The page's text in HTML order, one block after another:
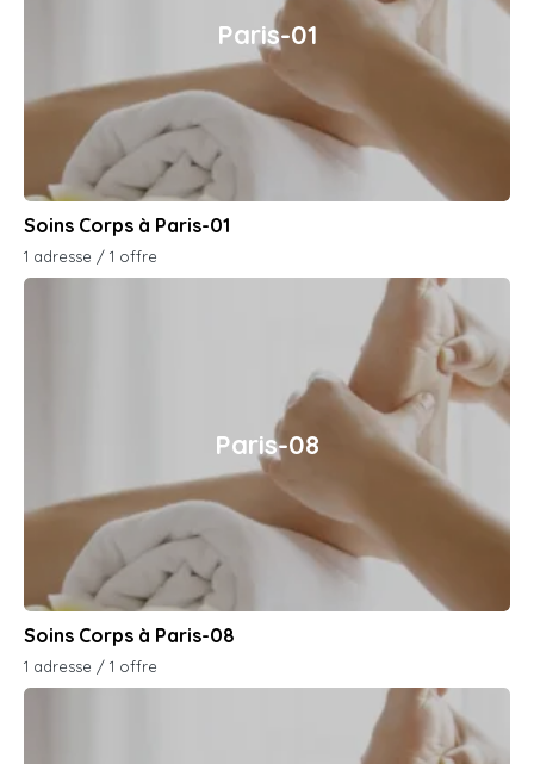
Paris-01
Soins Corps à Paris-01
1 adresse / 1 offre
Paris-08
Soins Corps à Paris-08
1 adresse / 1 offre